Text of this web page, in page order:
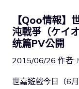
【Qoo情報
沌戰爭（ケイ
统篇PV公開
2015/06/26 作者:
世嘉遊戲今日（6